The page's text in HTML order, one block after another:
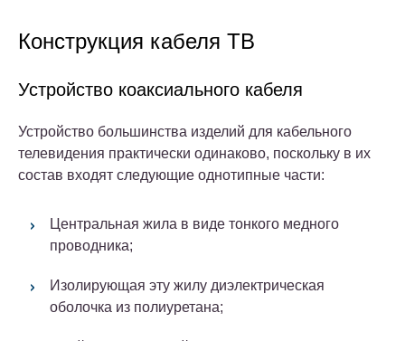
Конструкция кабеля ТВ
Устройство коаксиального кабеля
Устройство большинства изделий для кабельного
телевидения практически одинаково, поскольку в их
состав входят следующие однотипные части:
Центральная жила в виде тонкого медного
проводника;
Изолирующая эту жилу диэлектрическая
оболочка из полиуретана;